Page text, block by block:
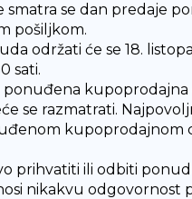
se dan predaje
pošiljkom.
održati će se 18.
sati.
kupoprodajna
se razmatrati.
kupoprodajnom
prihvatiti ili odbiti
nikakvu